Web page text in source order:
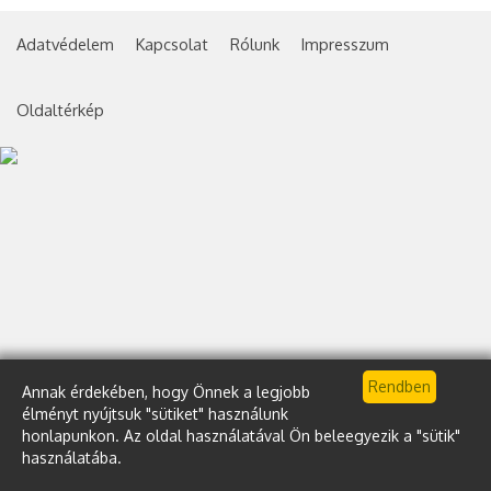
Annak érdekében, hogy Önnek a legjobb
élményt nyújtsuk "sütiket" használunk
honlapunkon. Az oldal használatával Ön beleegyezik a "sütik"
használatába.
Adatvédelem Kapcsolat Rólunk Impresszum
Oldaltérkép